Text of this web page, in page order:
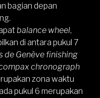
bagian depan
balance wheel,
di antara pukul 7
de Genève finishing
chronograph
zona waktu
pukul 6 merupakan